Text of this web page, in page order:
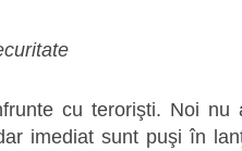
cu terorişti. Noi nu
imediat sunt puşi în